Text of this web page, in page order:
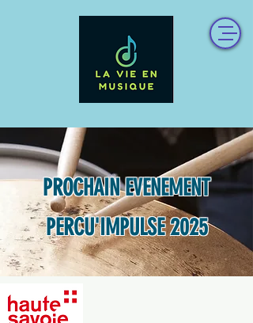
PROCHAIN EVENEMENT
PERCU'IMPULSE 2025